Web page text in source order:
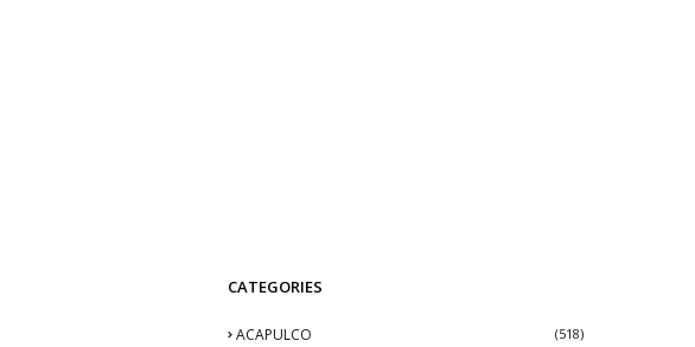
CATEGORIES
ACAPULCO (518)